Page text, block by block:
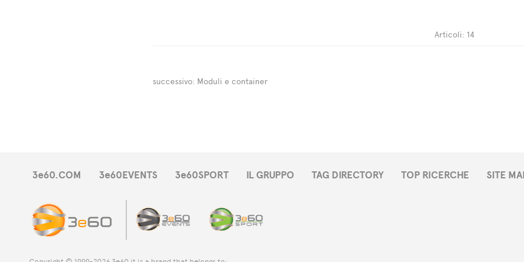
Articoli: 14
successivo: Moduli e container
3e60.COM 3e60EVENTS 3e60SPORT IL GRUPPO TAG DIRECTORY TOP RICERCHE SITE